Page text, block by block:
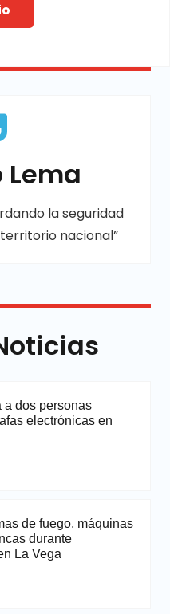
Lema
la seguridad
nacional”
a dos personas
electrónicas en
de fuego, máquinas
durante
La Vega